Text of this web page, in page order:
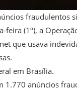
fraudulentos
feira (1º), a
que usava
em Brasília.
1.770 anúncios